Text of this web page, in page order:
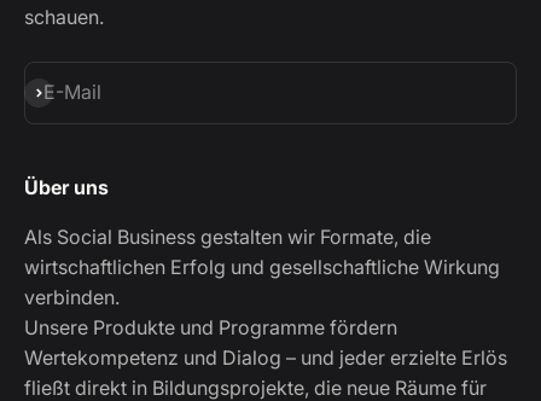
schauen.
E-Mail
Abonnieren
Über uns
Als Social Business gestalten wir Formate, die
wirtschaftlichen Erfolg und gesellschaftliche Wirkung
verbinden.
Unsere Produkte und Programme fördern
Wertekompetenz und Dialog – und jeder erzielte Erlös
fließt direkt in Bildungsprojekte, die neue Räume für